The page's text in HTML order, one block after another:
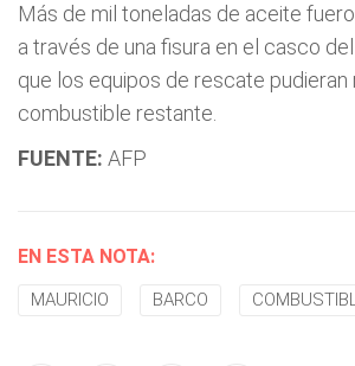
Más de mil toneladas de aceite
a través de una fisura en el casco
que los equipos de rescate pudieran
combustible restante.
FUENTE: AFP
EN ESTA NOTA:
MAURICIO BARCO